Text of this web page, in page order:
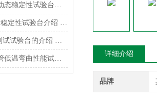
SRT-Z293 轮椅车动态稳定性试验台介绍 技术指导
SRT-Z471 ME设备稳定性试验台介绍 操作简单
赛锐特 水枪喷射测试试验台的介绍 售后*
SRT-L025 燃气软管低温弯曲性能试验台的介绍 操作简单便捷
详细介绍
品牌